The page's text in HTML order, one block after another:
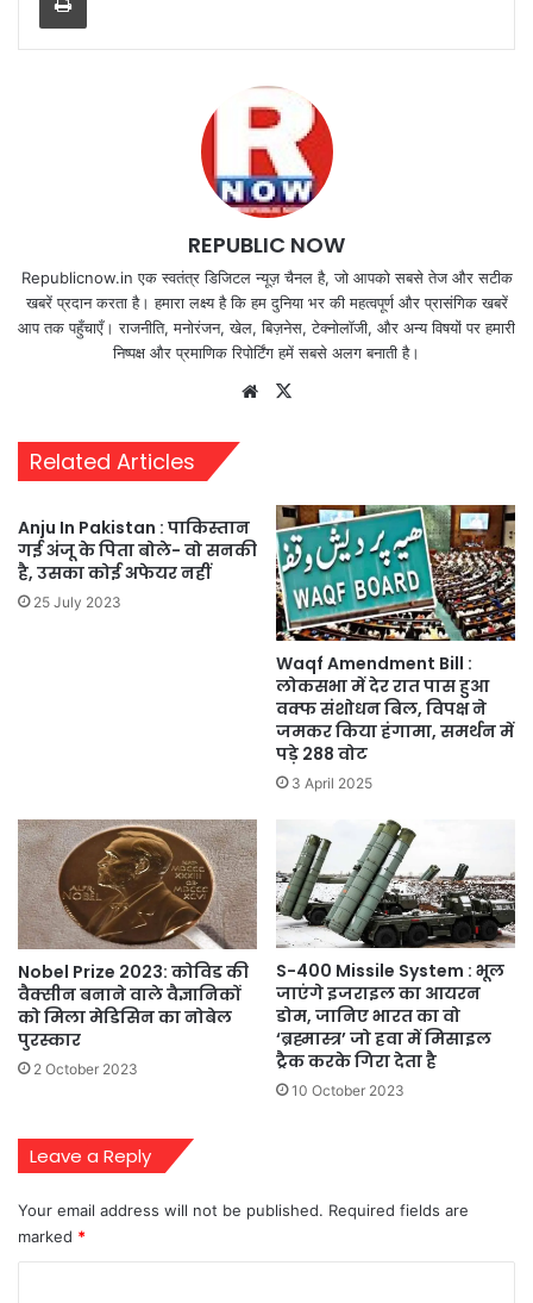
REPUBLIC NOW
Republicnow.in एक स्वतंत्र डिजिटल न्यूज़ चैनल है, जो आपको सबसे तेज और सटीक
खबरें प्रदान करता है। हमारा लक्ष्य है कि हम दुनिया भर की महत्वपूर्ण और प्रासंगिक खबरें
आप तक पहुँचाएँ। राजनीति, मनोरंजन, खेल, बिज़नेस, टेक्नोलॉजी, और अन्य विषयों पर हमारी
निष्पक्ष और प्रमाणिक रिपोर्टिंग हमें सबसे अलग बनाती है।
Website
Related Articles
Anju In Pakistan : पाकिस्तान
गई अंजू के पिता बोले- वो सनकी
है, उसका कोई अफेयर नहीं
25 July 2023
Waqf Amendment Bill :
लोकसभा में देर रात पास हुआ
वक्फ संशोधन बिल, विपक्ष ने
जमकर किया हंगामा, समर्थन में
पड़े 288 वोट
3 April 2025
Nobel Prize 2023: कोविड की
वैक्सीन बनाने वाले वैज्ञानिकों
को मिला मेडिसिन का नोबेल
पुरस्कार
2 October 2023
S-400 Missile System : भूल
जाएंगे इजराइल का आयरन
डोम, जानिए भारत का वो
‘ब्रह्मास्त्र’ जो हवा में मिसाइल
ट्रैक करके गिरा देता है
10 October 2023
Leave a Reply
Your email address will not be published. Required fields are
marked *